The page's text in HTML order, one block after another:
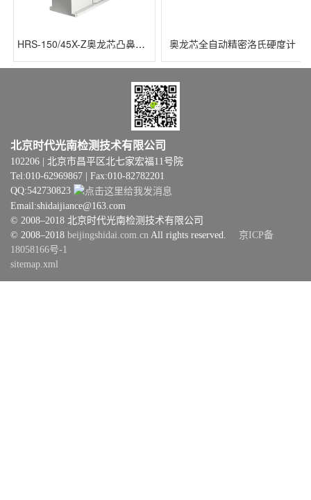
HRS-150/45X-Z奥龙芯凸鼻子全自动洛氏硬度计 奥龙芯全自动精密洛氏硬度计
北京时代光南检测技术有限公司
102206 | 北京市昌平区北七家宏福11号院
Tel:010-62969867 | Fax:010-82782201
QQ:542730823
Email:shidaijiance@163.com
© 2008–2018 北京时代光南检测技术有限公司
© 2008–2018 beijingshidai.com.cn All rights reserved. 京ICP备
18058166号-1
sitemap.xml